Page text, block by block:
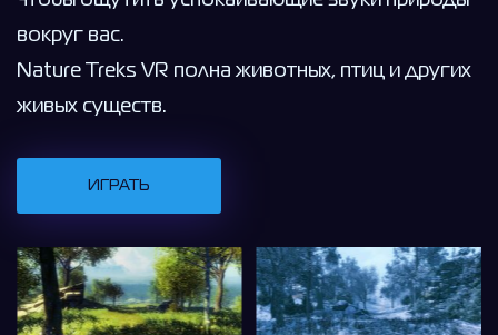
вокруг вас.
Nature Treks VR полна животных, птиц и других
живых существ.
ИГРАТЬ